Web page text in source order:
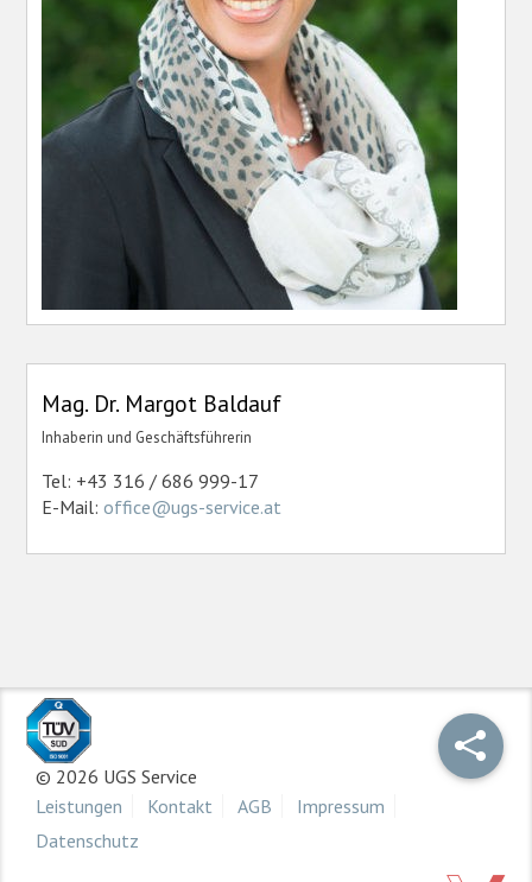
Mag. Dr. Margot Baldauf
Inhaberin und Geschäftsführerin
Tel: +43 316 / 686 999-17
E-Mail:office@ugs-service.at
© 2026 UGS Service
Leistungen
Kontakt AGB
Impressum
Datenschutz